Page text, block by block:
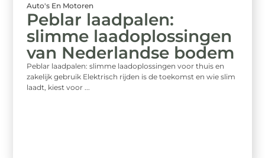
Auto's En Motoren
Peblar laadpalen:
slimme laadoplossingen
van Nederlandse bodem
Peblar laadpalen: slimme laadoplossingen voor thuis en
zakelijk gebruik Elektrisch rijden is de toekomst en wie slim
laadt, kiest voor ...